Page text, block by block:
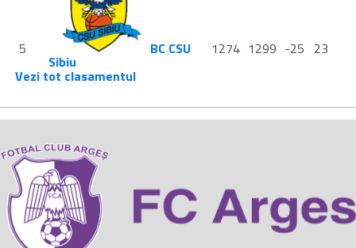
5 BC CSU
Sibiu
1274 1299 -25 23
Vezi tot clasamentul